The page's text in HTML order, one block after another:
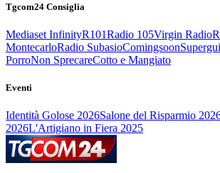
Tgcom24 Consiglia
Mediaset InfinityR101Radio 105Virgin Radio
MontecarloRadio SubasioComingsoon
PorroNon SprecareCotto e Mangiato
Eventi
Identità Golose 2026Salone del Risparmio
2026L'Artigiano in Fiera 2025